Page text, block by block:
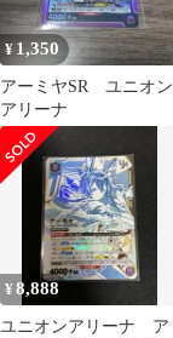
¥ 1,350
アーミヤSR ユニオン
アリーナ
¥8,888
ユニオンアリーナ ア